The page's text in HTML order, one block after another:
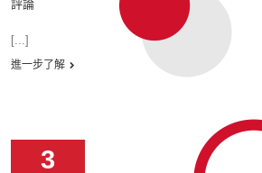
評論
[...]
進一步了解
3